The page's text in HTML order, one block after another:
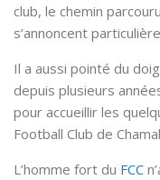
club, le chemin
s’annoncent
Il a aussi pointé du
depuis plusieurs
pour accueillir les
Football Club de
L’homme fort du FCC